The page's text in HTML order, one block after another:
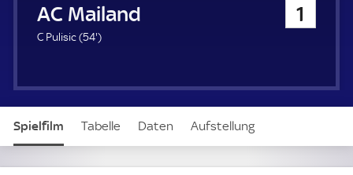
AC Mailand
1
C Pulisic (54'5
u
t
)
Spielfilm Tabelle Daten Aufstellung
Live